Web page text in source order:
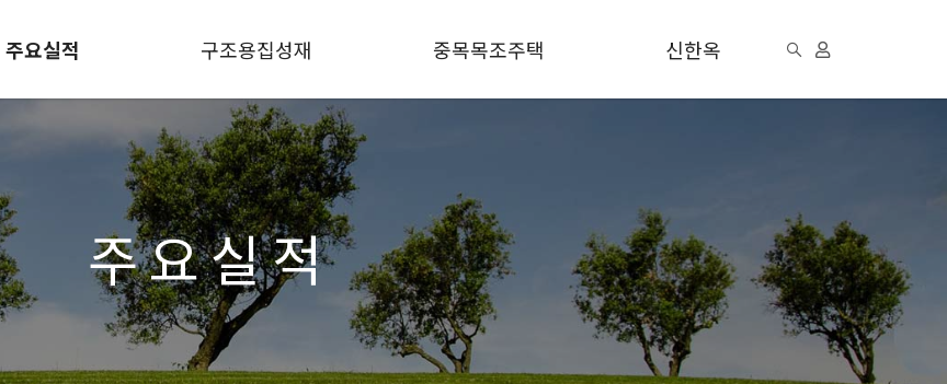
주요실적 구조용집성재 중목목조주택 신한옥
주요실적